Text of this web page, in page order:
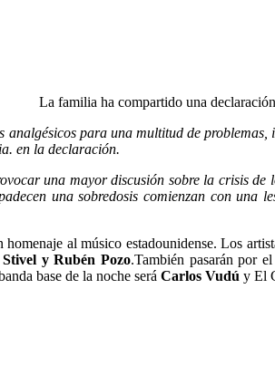
La familia ha compartido una
para una multitud de
en la declaración.
una mayor discusión sobre la crisis
una sobredosis comienzan con
al músico estadounidense. Los
y Rubén Pozo.También pasarán por el
base de la noche será Carlos Vudú y El